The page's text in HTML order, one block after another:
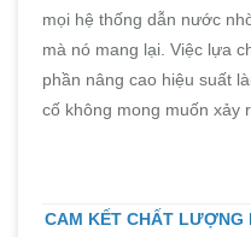
mọi hệ thống dẫn nước
mà nó mang lại. Việc lựa
phần nâng cao hiệu suất
cố không mong muốn xảy
CAM KẾT CHẤT LƯỢNG